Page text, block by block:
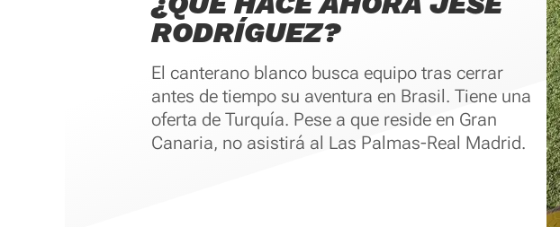
RODRÍGUEZ?
El canterano blanco busca equipo tras cerrar
antes de tiempo su aventura en Brasil. Tiene una
oferta de Turquía. Pese a que reside en Gran
Canaria, no asistirá al Las Palmas-Real Madrid.